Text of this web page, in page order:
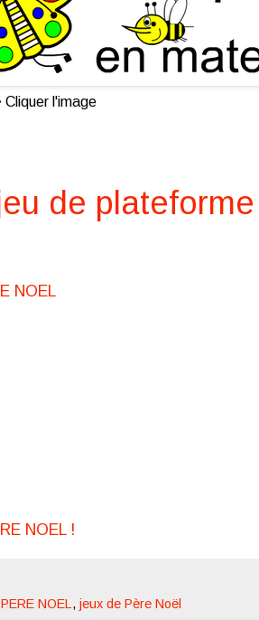
l'image
de
NOEL
NOEL !
NOEL , jeux de Père Noël